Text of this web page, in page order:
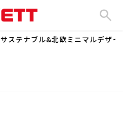
search
サステナブル&北欧ミニマルデザ